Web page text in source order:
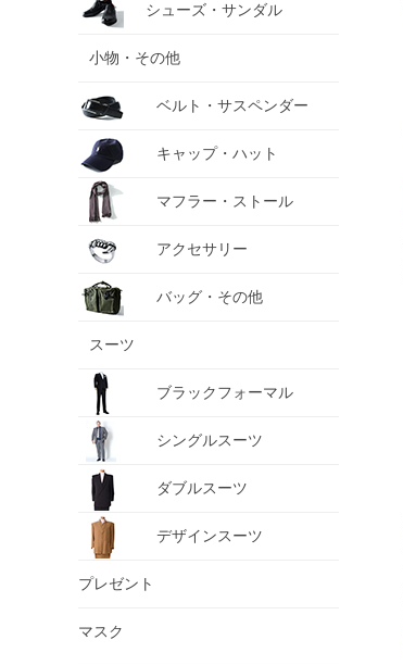
シューズ・サンダル
小物・その他
ベルト・サスペンダー
キャップ・ハット
マフラー・ストール
アクセサリー
バッグ・その他
スーツ
ブラックフォーマル
シングルスーツ
ダブルスーツ
デザインスーツ
プレゼント
マスク